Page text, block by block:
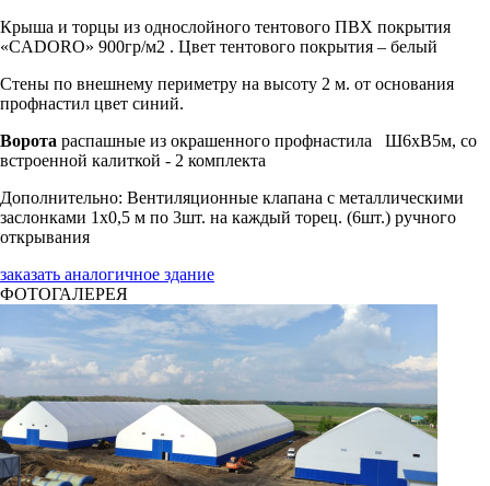
Крыша и торцы из однослойного тентового ПВХ покрытия
«CADORO» 900гр/м2 . Цвет тентового покрытия – белый
Стены по внешнему периметру на высоту 2 м. от основания
профнастил цвет синий.
Ворота распашные из окрашенного профнастила Ш6хВ5м, со
встроенной калиткой - 2 комплекта
Дополнительно: Вентиляционные клапана с металлическими
заслонками 1х0,5 м по 3шт. на каждый торец. (6шт.) ручного
открывания
заказать аналогичное здание
ФОТОГАЛЕРЕЯ